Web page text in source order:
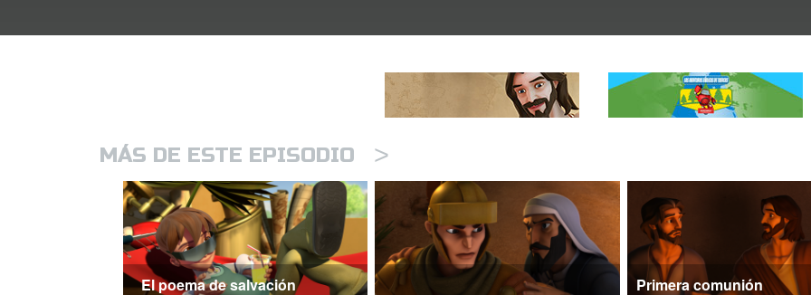
MÁS DE ESTE EPISODIO >
El poema de salvación Primera comunión